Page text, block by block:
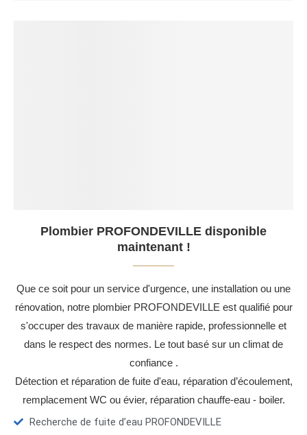
Plombier PROFONDEVILLE disponible
maintenant !
Que ce soit pour un service d'urgence, une installation ou une
rénovation, notre plombier PROFONDEVILLE est qualifié pour
s'occuper des travaux de manière rapide, professionnelle et
dans le respect des normes. Le tout basé sur un climat de
confiance .
Détection et réparation de fuite d'eau, réparation d’écoulement,
remplacement WC ou évier, réparation chauffe-eau - boiler.
Recherche de fuite d’eau PROFONDEVILLE